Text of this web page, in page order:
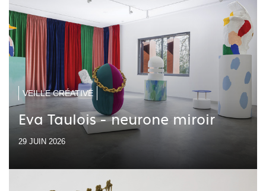
VEILLE CRÉATIVE
Eva Taulois - neurone miroir
29 JUIN 2026